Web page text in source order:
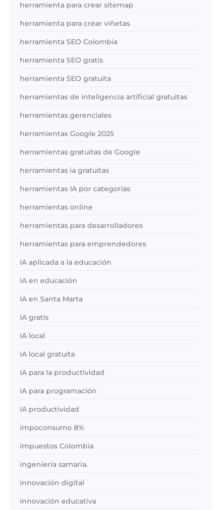
herramienta para crear sitemap
herramienta para crear viñetas
herramienta SEO Colombia
herramienta SEO gratis
herramienta SEO gratuita
herramientas de inteligencia artificial gratuitas
herramientas gerenciales
herramientas Google 2025
herramientas gratuitas de Google
herramientas ia gratuitas
herramientas IA por categorías
herramientas online
herramientas para desarrolladores
herramientas para emprendedores
IA aplicada a la educación
IA en educación
IA en Santa Marta
IA gratis
IA local
IA local gratuita
IA para la productividad
IA para programación
IA productividad
impoconsumo 8%
impuestos Colombia
ingenieria samaria.
innovación digital
innovación educativa